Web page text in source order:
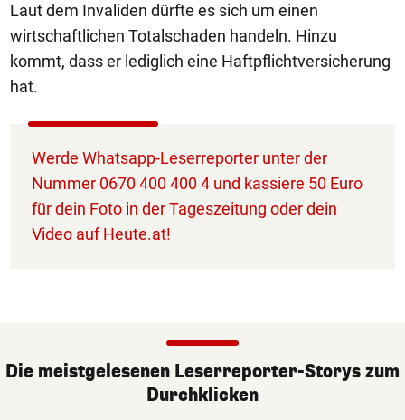
Laut dem Invaliden dürfte es sich um einen
wirtschaftlichen Totalschaden handeln. Hinzu
kommt, dass er lediglich eine Haftpflichtversicherung
hat.
Werde Whatsapp-Leserreporter unter der
Nummer 0670 400 400 4 und kassiere 50 Euro
für dein Foto in der Tageszeitung oder dein
Video auf Heute.at!
Die meistgelesenen Leserreporter-Storys zum
Durchklicken